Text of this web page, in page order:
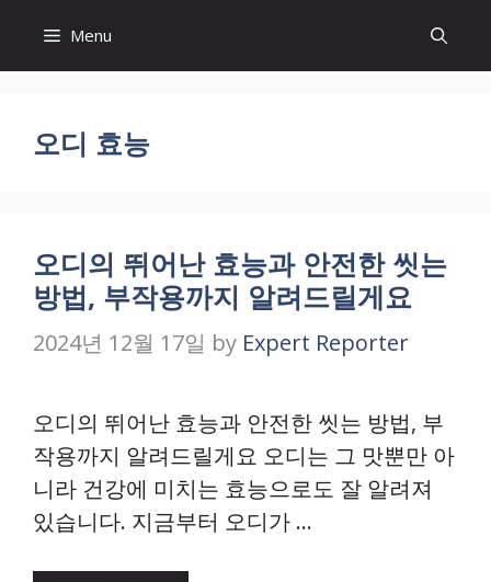
content
Menu
오디 효능
오디의 뛰어난 효능과 안전한 씻는
방법, 부작용까지 알려드릴게요
2024년 12월 17일 by Expert Reporter
오디의 뛰어난 효능과 안전한 씻는 방법, 부
작용까지 알려드릴게요 오디는 그 맛뿐만 아
니라 건강에 미치는 효능으로도 잘 알려져
있습니다. 지금부터 오디가 …